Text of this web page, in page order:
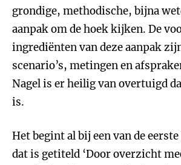
grondige, methodische, bijna
aanpak om de hoek kijken. De
ingrediënten van deze aanpak
scenario’s, metingen en
Nagel is er heilig van overtuigd
is.
Het begint al bij een van de
dat is getiteld ‘Door overzicht